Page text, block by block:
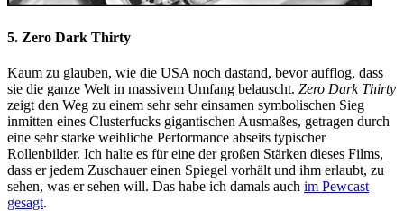
5. Zero Dark Thirty
Kaum zu glauben, wie die USA noch dastand, bevor aufflog, dass
sie die ganze Welt in massivem Umfang belauscht. Zero Dark Thirty
zeigt den Weg zu einem sehr sehr einsamen symbolischen Sieg
inmitten eines Clusterfucks gigantischen Ausmaßes, getragen durch
eine sehr starke weibliche Performance abseits typischer
Rollenbilder. Ich halte es für eine der großen Stärken dieses Films,
dass er jedem Zuschauer einen Spiegel vorhält und ihm erlaubt, zu
sehen, was er sehen will. Das habe ich damals auch im Pewcast
gesagt.